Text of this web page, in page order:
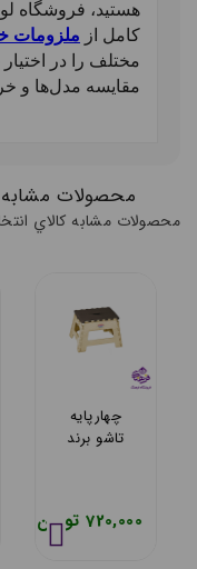
هستید، فروشگاه
کامل از ملزومات
مختلف را در
مقایسه مدل‌ها و
محصولات مشابه
محصولات مشابه کالاي